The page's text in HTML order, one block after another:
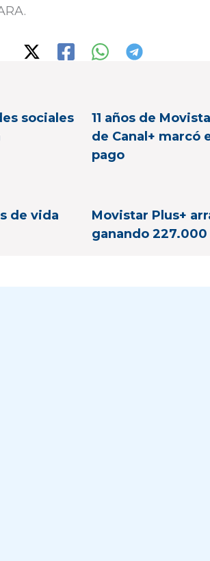
sociales
11 años de
de Canal+ marcó
pago
de vida
Movistar Plus+
ganando